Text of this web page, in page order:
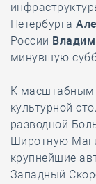
Петербурга
России
минувшую
К масштабным
культурной
разводной
Широтную
крупнейшие
Западный